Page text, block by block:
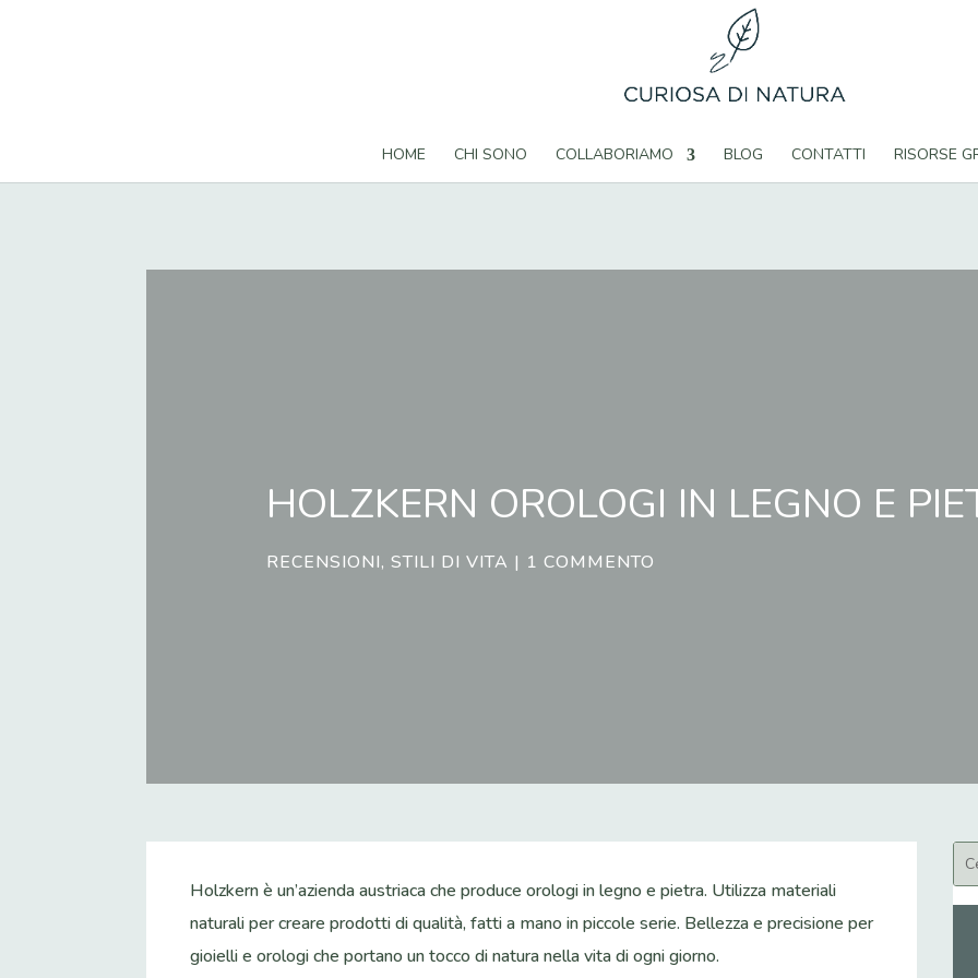
HOME CHI SONO COLLABORIAMO BLOG CONTATTI RISORSE
HOLZKERN OROLOGI IN LEGNO E
RECENSIONI,STILI DI VITA | 1 COMMENTO
Holzkern è un’azienda austriaca che produce orologi in legno e pietra. Utilizza materiali
naturali per creare prodotti di qualità, fatti a mano in piccole serie. Bellezza e precisione per
gioielli e orologi che portano un tocco di natura nella vita di ogni giorno.